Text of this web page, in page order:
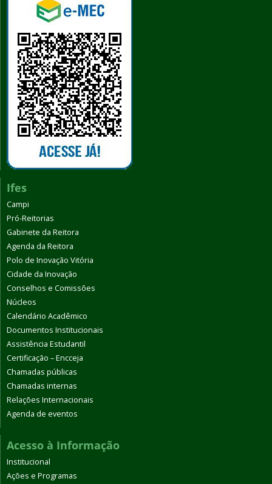
Ifes
Campi
Pró-Reitorias
Gabinete da Reitora
Agenda da Reitora
Polo de Inovação Vitória
Cidade da Inovação
Conselhos e Comissões
Núcleos
Calendário Acadêmico
Documentos Institucionais
Assistência Estudantil
Certificação – Encceja
Chamadas públicas
Chamadas internas
Relações Internacionais
Agenda de eventos
Acesso à Informação
Institucional
Ações e Programas